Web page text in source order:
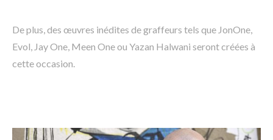
De plus, des œuvres inédites de graffeurs tels que JonOne,
Evol, Jay One, Meen One ou Yazan Halwani seront créées à
cette occasion.